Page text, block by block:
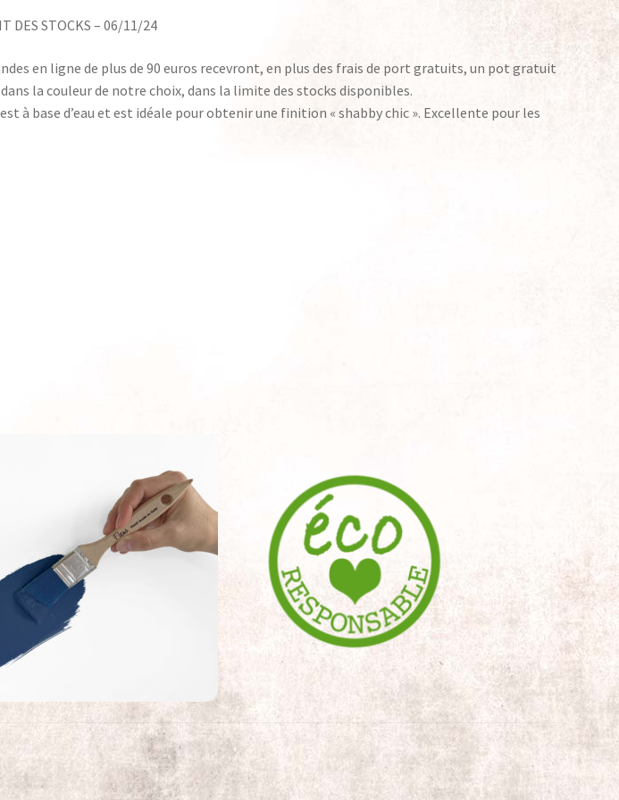
DES STOCKS – 06/11/24
en ligne de plus de 90 euros recevront, en plus des frais de port gratuits, un pot gratuit
la couleur de notre choix, dans la limite des stocks disponibles.
à base d’eau et est idéale pour obtenir une finition « shabby chic ». Excellente pour les